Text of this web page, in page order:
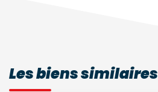
Les biens similaires